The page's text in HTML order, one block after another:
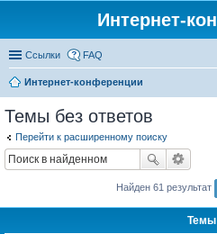
Интернет-
Ссылки FAQ
Интернет-конференции
Темы без ответов
Перейти к расширенному поиску
Найден 61 результат
Темы